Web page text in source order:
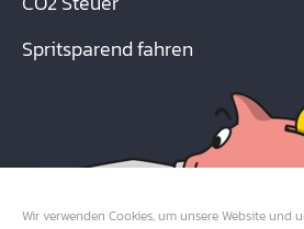
Wir verwenden Cookies, um unsere Website und
Spritsparend fahren